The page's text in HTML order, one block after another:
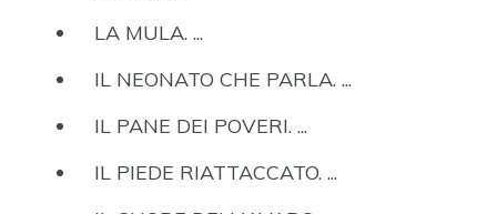
LA MULA. ...
IL NEONATO CHE PARLA. ...
IL PANE DEI POVERI. ...
IL PIEDE RIATTACCATO. ...